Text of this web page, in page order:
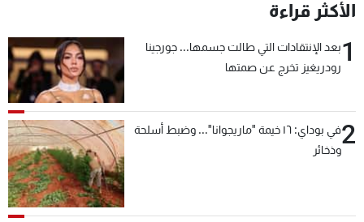
الأكثر قراءة
1بعد الإنتقادات التي طالت جسمها... جورجينا
رودريغيز تخرج عن صمتها
2
في بوداي: ١٦ خيمة "ماريجوانا"... وضبط أسلحة
وذخائر